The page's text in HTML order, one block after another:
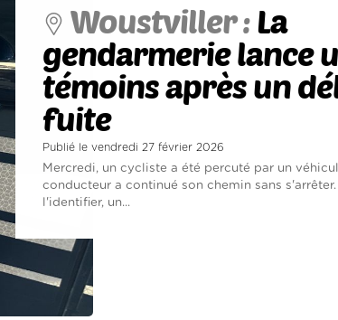
Woustviller :La
gendarmerie lance
témoins après un
fuite
Publié le vendredi 27 février 2026
Mercredi, un cycliste a été percuté par un
conducteur a continué son chemin sans
l'identifier, un...